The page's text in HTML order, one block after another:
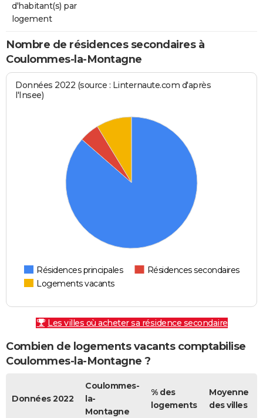
d'habitant(s) par
logement
Nombre de résidences secondaires à
Coulommes-la-Montagne
Données 2022 (source : Linternaute.com d'après
l'Insee)
Résidences principales
Résidences secondaires
Logements vacants
Les villes où acheter sa résidence secondaire
Combien de logements vacants comptabilise
Coulommes-la-Montagne ?
Données 2022
Coulommes-
la-
Montagne
% des
logements
Moyenne
des villes